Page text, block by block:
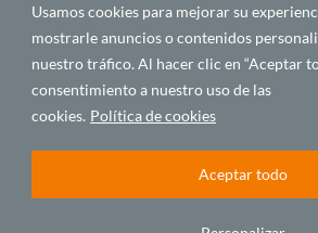
Usamos cookies para mejorar su
mostrarle anuncios o contenidos
nuestro tráfico. Al hacer clic en “Aceptar
consentimiento a nuestro uso de las
cookies. Política de cookies
Aceptar todo
Quiénes somos
Autores
Español